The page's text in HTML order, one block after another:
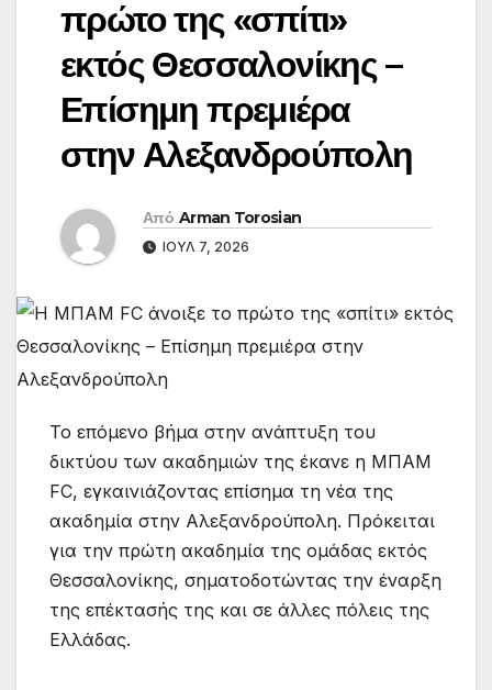
πρώτο της «σπίτι»
εκτός Θεσσαλονίκης –
Επίσημη πρεμιέρα
στην Αλεξανδρούπολη
Από Arman Torosian
ΙΟΎΛ 7, 2026
Το επόμενο βήμα στην ανάπτυξη του
δικτύου των ακαδημιών της έκανε η ΜΠΑΜ
FC, εγκαινιάζοντας επίσημα τη νέα της
ακαδημία στην Αλεξανδρούπολη. Πρόκειται
για την πρώτη ακαδημία της ομάδας εκτός
Θεσσαλονίκης, σηματοδοτώντας την έναρξη
της επέκτασής της και σε άλλες πόλεις της
Ελλάδας.